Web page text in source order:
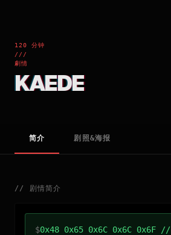
120 分钟
///
劇情
KAEDE
简介 剧照&海报
// 剧情简介
$0x48 0x65 0x6C 0x6C 0x6F //